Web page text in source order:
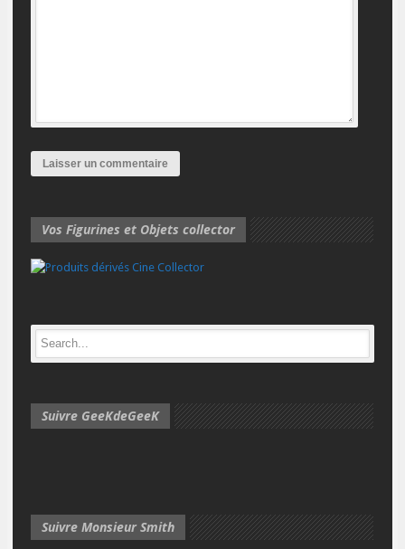
Vos Figurines et Objets collector
Suivre GeeKdeGeeK
Suivre Monsieur Smith